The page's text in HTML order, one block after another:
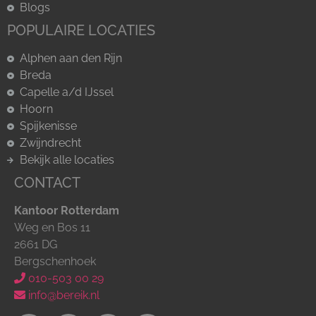
Blogs
POPULAIRE LOCATIES
Alphen aan den Rijn
Breda
Capelle a/d IJssel
Hoorn
Spijkenisse
Zwijndrecht
Bekijk alle locaties
CONTACT
Kantoor Rotterdam
Weg en Bos 11
2661 DG
Bergschenhoek
010-503 00 29
info@bereik.nl